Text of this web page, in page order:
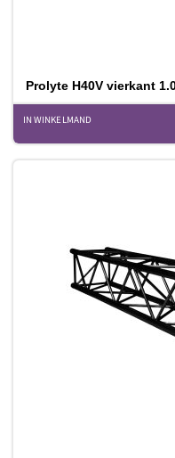
Prolyte H40V vierkant
IN WINKELMAND